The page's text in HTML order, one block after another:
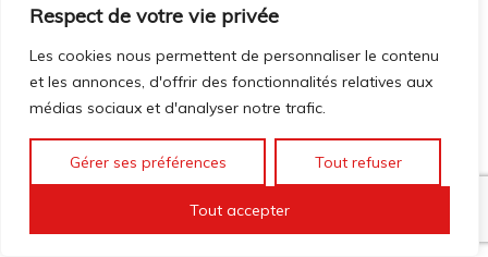
Respect de votre vie privée
Les cookies nous permettent de personnaliser le contenu
et les annonces, d'offrir des fonctionnalités relatives aux
médias sociaux et d'analyser notre trafic.
Gérer ses préférences Tout refuser
Tout accepter
NEUF / 99360701615 /
N°4304
FAISCEAUX DE CÂBLES
ADAPTATEUR / SIÈGES
N°3180
LIRE LA SUITE
FAISCEAUX DE CÂBLES